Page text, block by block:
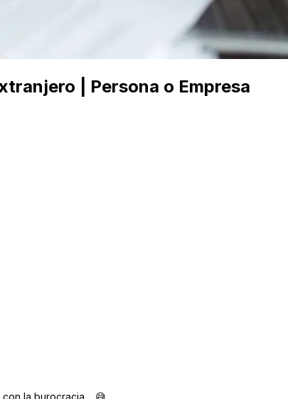
| Persona o Empresa